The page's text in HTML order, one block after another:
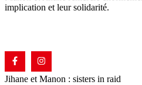
implication et leur solidarité.
Jihane et Manon : sisters in raid